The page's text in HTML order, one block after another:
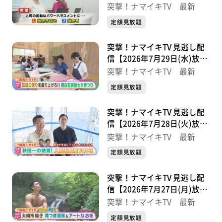
分】
突撃！ナマイキTV 最新
定額見放題
突撃！ナマイキTV 見逃し配
信【2026年7月29日(水)放送
分】
突撃！ナマイキTV 最新
定額見放題
突撃！ナマイキTV 見逃し配
信【2026年7月28日(火)放送
分】
突撃！ナマイキTV 最新
定額見放題
突撃！ナマイキTV 見逃し配
信【2026年7月27日(月)放送
分】
突撃！ナマイキTV 最新
定額見放題